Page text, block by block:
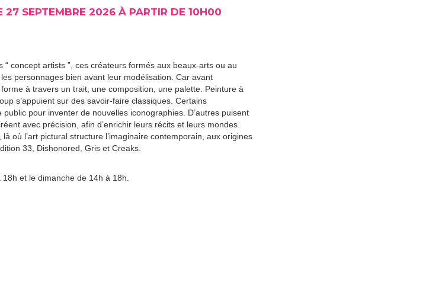
SEPTEMBRE 2026 À PARTIR DE 10H00
concept artists ”, ces créateurs formés aux beaux-arts ou au
personnages bien avant leur modélisation. Car avant
à travers un trait, une composition, une palette. Peinture à
s’appuient sur des savoir-faire classiques. Certains
pour inventer de nouvelles iconographies. D’autres puisent
avec précision, afin d’enrichir leurs récits et leurs mondes.
où l’art pictural structure l’imaginaire contemporain, aux origines
33, Dishonored, Gris et Creaks.
et le dimanche de 14h à 18h.